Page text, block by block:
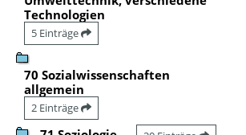
Technologien
5 Einträge
70 Sozialwissenschaften
allgemein
2 Einträge